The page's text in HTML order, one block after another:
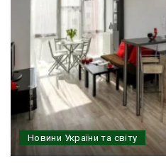
Новини України та світу